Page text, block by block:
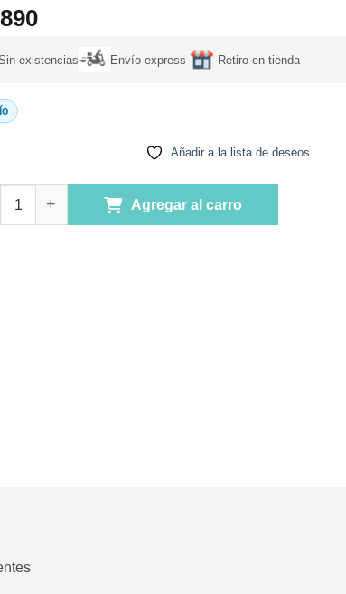
existencias Envío express Retiro en tienda
Añadir a la lista de deseos
Agregar al carro